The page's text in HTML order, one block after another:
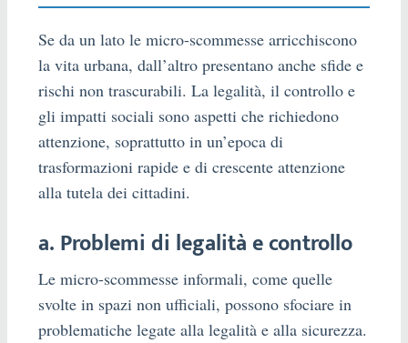
Se da un lato le micro-scommesse arricchiscono
la vita urbana, dall’altro presentano anche sfide e
rischi non trascurabili. La legalità, il controllo e
gli impatti sociali sono aspetti che richiedono
attenzione, soprattutto in un’epoca di
trasformazioni rapide e di crescente attenzione
alla tutela dei cittadini.
a. Problemi di legalità e controllo
Le micro-scommesse informali, come quelle
svolte in spazi non ufficiali, possono sfociare in
problematiche legate alla legalità e alla sicurezza.